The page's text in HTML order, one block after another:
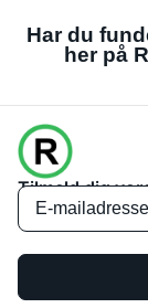
Har du
her på
Tilmeld dig